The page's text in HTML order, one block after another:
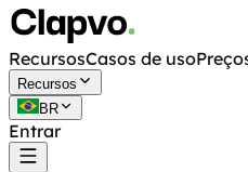
RecursosCasos de uso
Recursos
BR
EntrarComeçar grátis